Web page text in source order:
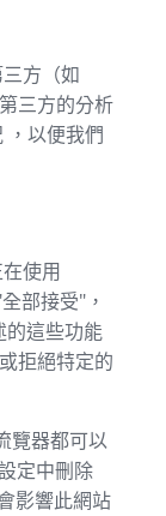
方（如
三方的分析
，以便我們
使用
部接受"，
的這些功能
拒絕特定的
覽器都可以
定中刪除
影響此網站